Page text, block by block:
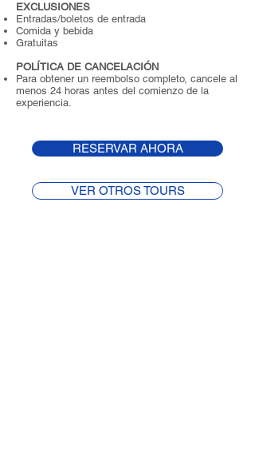
EXCLUSIONES
Entradas/boletos de entrada
Comida y bebida
Gratuitas
POLÍTICA DE CANCELACIÓN
Para obtener un reembolso completo, cancele al
menos 24 horas antes del comienzo de la
experiencia.
RESERVAR AHORA
VER OTROS TOURS